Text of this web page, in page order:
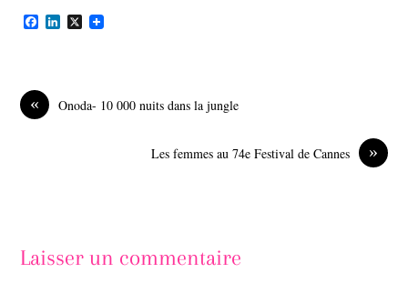
F
o
o
k
L
I
X
« Onoda- 10 000 nuits dans la jungle
»
Les femmes au 74e Festival de Cannes
Laisser un commentaire